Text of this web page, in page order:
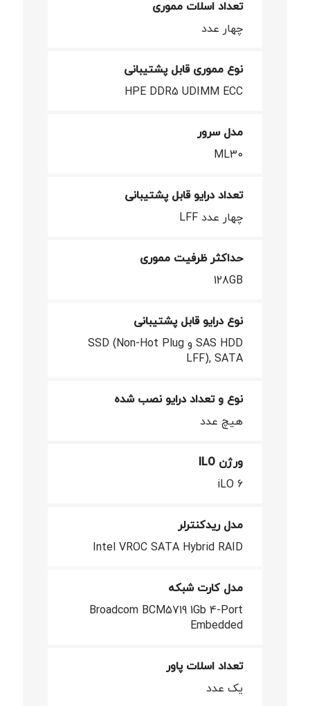
تعداد اسلات مموری
چهار عدد
نوع مموری قابل پشتیبانی
HPE DDR5 UDIMM ECC
مدل سرور
ML30
تعداد درایو قابل پشتیبانی
چهار عدد LFF
حداکثر ظرفیت مموری
128GB
نوع درایو قابل پشتیبانی
SAS HDD و SSD (Non-Hot Plug
LFF), SATA
نوع و تعداد درایو نصب شده
هیچ عدد
ورژن ILO
iLO 6
مدل ریدکنترلر
Intel VROC SATA Hybrid RAID
مدل کارت شبکه
Broadcom BCM5719 1Gb 4-Port
Embedded
تعداد اسلات پاور
یک عدد